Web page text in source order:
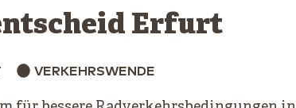
Erfurt
VERKEHRSWENDE